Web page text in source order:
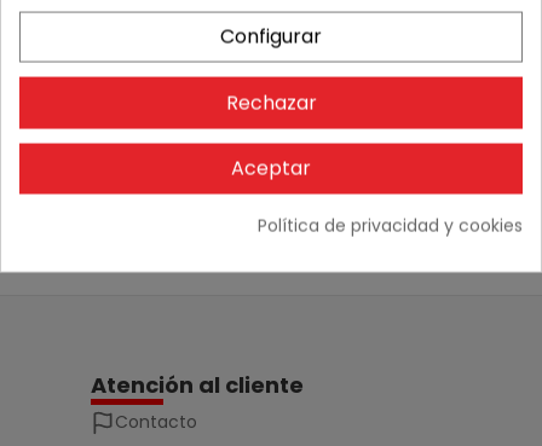
OPINIONES
No hay comentarios
Atención al cliente
Contacto
Configurar
Rechazar
Aceptar
Política de privacidad y cookies